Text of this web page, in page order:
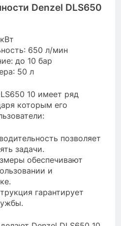
Denzel DLS650
650 л/мин
до 10 бар
50 л
10 имеет ряд
которым его
позволяет
задачи.
обеспечивают
и
гарантирует